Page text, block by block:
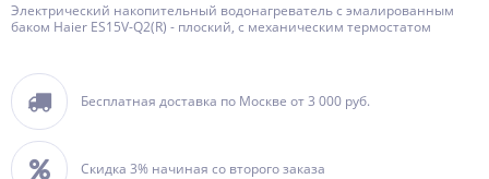
Электрический накопительный водонагреватель с эмалированным
баком Haier ES15V-Q2(R) - плоский, с механическим термостатом
Бесплатная доставка по Москве от 3 000 руб.
Скидка 3% начиная со второго заказа